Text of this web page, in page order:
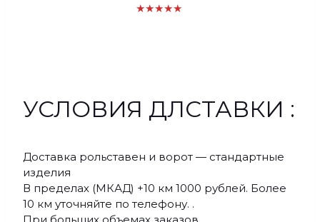
★★★★★
УСЛОВИЯ ДЛСТАВКИ :
Доставка рольставен и ворот — стандартные
изделия
В пределах (МКАД) +10 км 1000 рублей. Более
10 км уточняйте по телефону. .
При больших объемах заказов